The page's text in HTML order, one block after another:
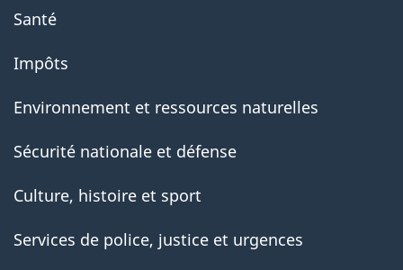
Santé
Impôts
Environnement et ressources naturelles
Sécurité nationale et défense
Culture, histoire et sport
Services de police, justice et urgences